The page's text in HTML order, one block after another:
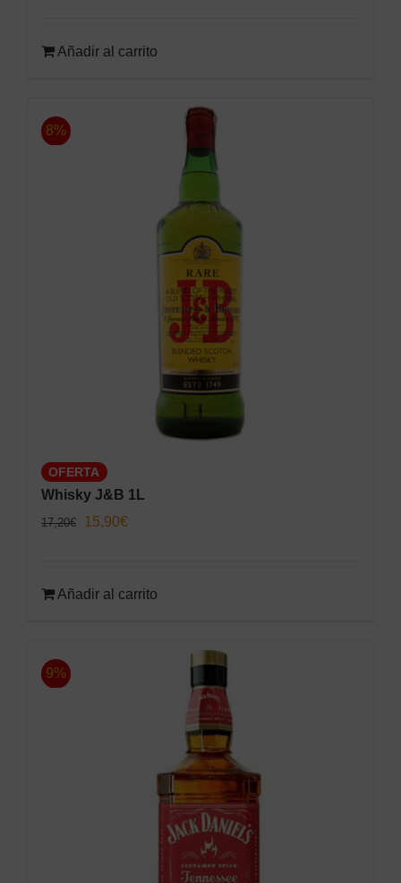
Añadir al carrito
8%
OFERTA
Whisky J&B 1L
17,20€
El
era:
15,90€
es:
Añadir al carrito
9%